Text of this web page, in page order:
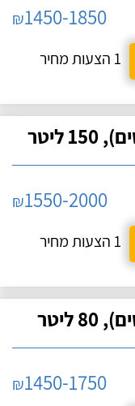
₪1450-1850
1 הצעות מחיר
₪1550-2000
1 הצעות מחיר
₪1450-1750